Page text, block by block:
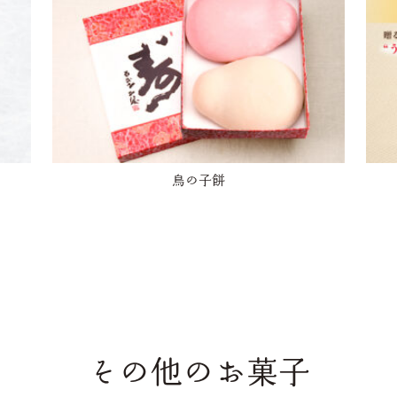
鳥の子餅
その他のお菓子